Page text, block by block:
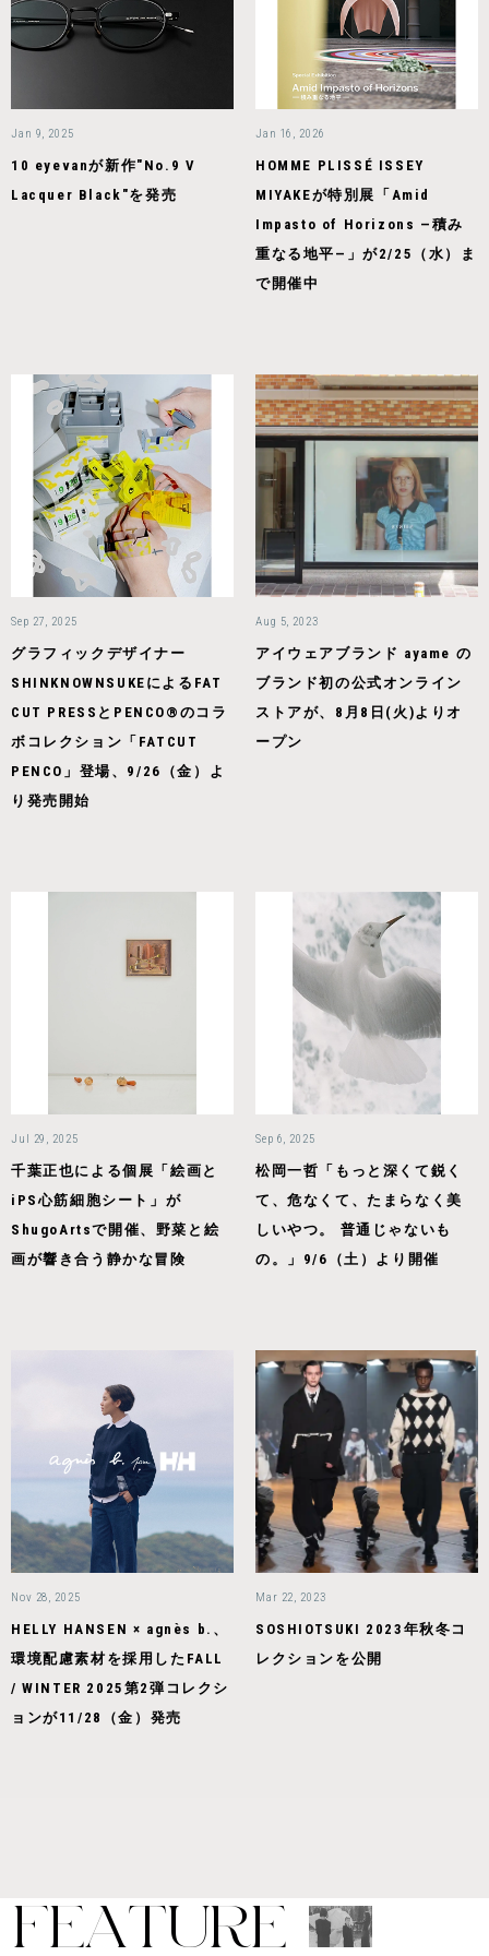
Jan 9, 2025
10 eyevanが新作"No.9 V
Lacquer Black"を発売
Jan 16, 2026
HOMME PLISSÉ ISSEY
MIYAKEが特別展「Amid
Impasto of Horizons —積み
重なる地平—」が2/25（水）ま
で開催中
Sep 27, 2025
グラフィックデザイナー
SHINKNOWNSUKEによるFAT
CUT PRESSとPENCO®のコラ
ボコレクション「FATCUT
PENCO」登場、9/26（金）よ
り発売開始
Aug 5, 2023
アイウェアブランド ayame の
ブランド初の公式オンライン
ストアが、8月8日(火)よりオ
ープン
Jul 29, 2025
千葉正也による個展「絵画と
iPS心筋細胞シート」が
ShugoArtsで開催、野菜と絵
画が響き合う静かな冒険
Sep 6, 2025
松岡一哲「もっと深くて鋭く
て、危なくて、たまらなく美
しいやつ。 普通じゃないも
の。」9/6（土）より開催
Nov 28, 2025
HELLY HANSEN × agnès b.、
環境配慮素材を採用したFALL
/ WINTER 2025第2弾コレクシ
ョンが11/28（金）発売
Mar 22, 2023
SOSHIOTSUKI 2023年秋冬コ
レクションを公開
FEATURE